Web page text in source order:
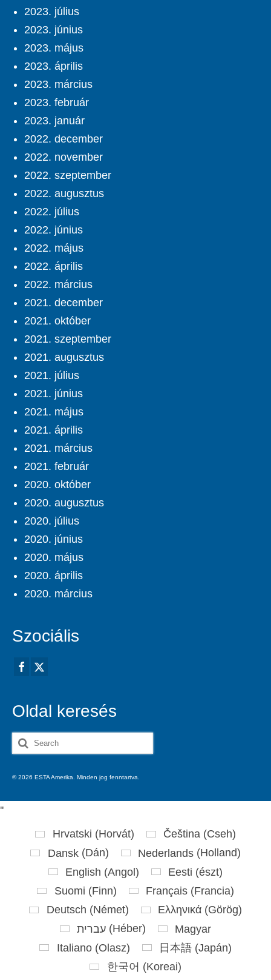
2023. július
2023. június
2023. május
2023. április
2023. március
2023. február
2023. január
2022. december
2022. november
2022. szeptember
2022. augusztus
2022. július
2022. június
2022. május
2022. április
2022. március
2021. december
2021. október
2021. szeptember
2021. augusztus
2021. július
2021. június
2021. május
2021. április
2021. március
2021. február
2020. október
2020. augusztus
2020. július
2020. június
2020. május
2020. április
2020. március
Szociális
Oldal keresés
Search
© 2026 ESTA Amerika. Minden jog fenntartva.
''
Hrvatski (Horvát) Čeština(Cseh)
Dansk(Dán) Nederlands(Holland)
English (Angol) Eesti (észt)
Suomi (Finn) Français(Francia)
Deutsch (Német) Ελληνικά(Görög)
עברית (Héber)
Magyar
Italiano(Olasz) 日本語(Japán)
한국어 (Koreai)